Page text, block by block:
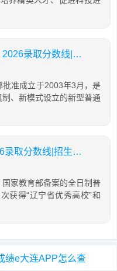
【大连理工大学城市学院单招】2026录取分数线|招生专业录取计划查询
准成立于2003年3月，是
、新模式设立的新型普通
【大连软件职业学院单招】2026录取分数线|招生专业录取计划查询
家教育部备案的全日制普
获得“辽宁省优秀高校”和
绩e大连APP怎么查